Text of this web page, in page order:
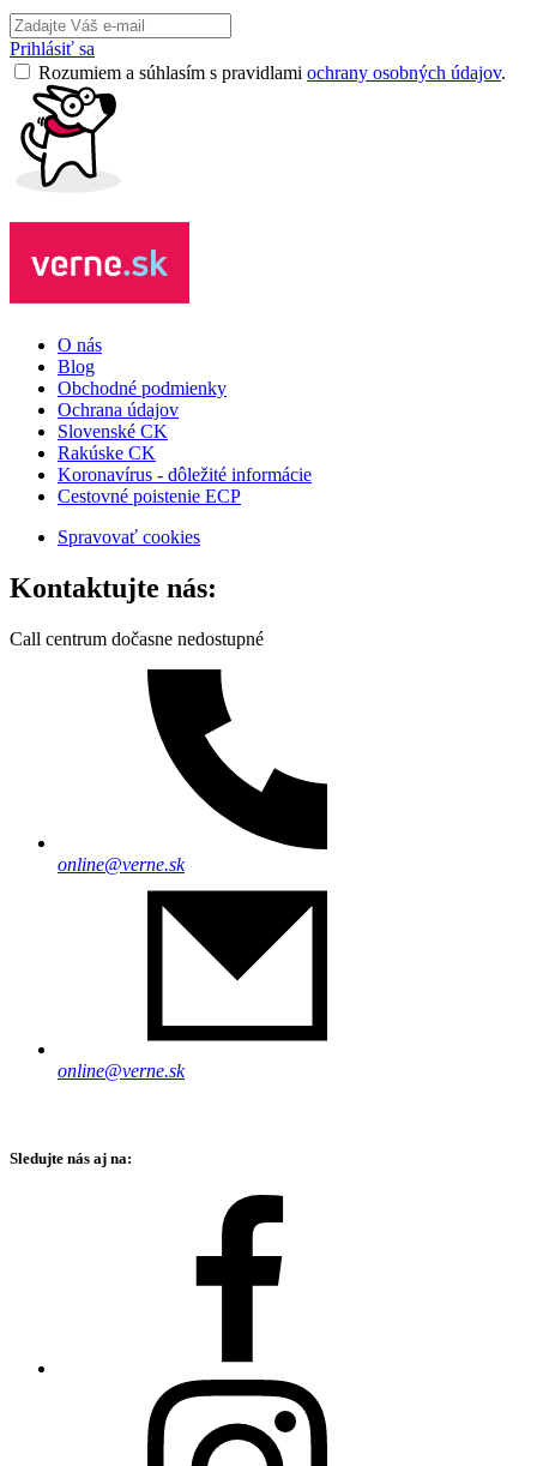
Prihlásiť sa
Rozumiem a súhlasím s pravidlami ochrany osobných údajov.
O nás
Blog
Obchodné podmienky
Ochrana údajov
Slovenské CK
Rakúske CK
Koronavírus - dôležité informácie
Cestovné poistenie ECP
Spravovať cookies
Kontaktujte nás:
Call centrum dočasne nedostupné
online@verne.sk
online@verne.sk
Sledujte nás aj na: